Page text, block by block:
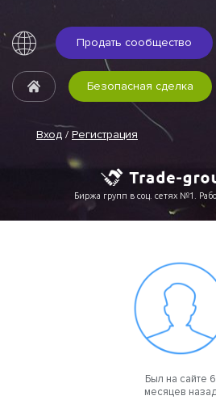
Продать сообщество
Вход / Регистрация
Безопасная сделка
Биржа групп в соц. сетях №1.
Был на сайте 6
месяцев